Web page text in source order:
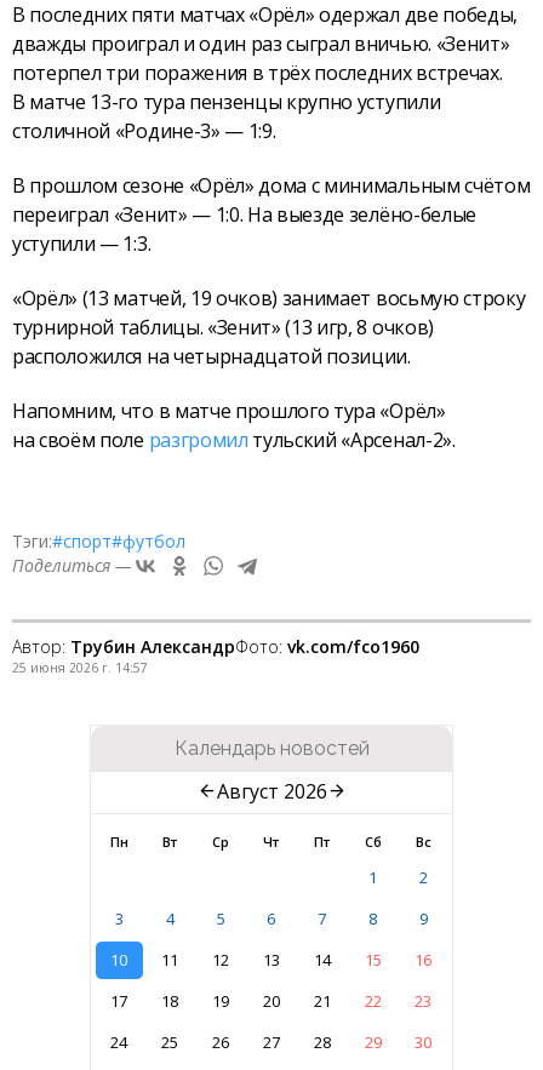
В последних пяти матчах «Орёл» одержал две победы,
дважды проиграл и один раз сыграл вничью. «Зенит»
потерпел три поражения в трёх последних встречах.
В матче 13-го тура пензенцы крупно уступили
столичной «Родине-3» — 1:9.
В прошлом сезоне «Орёл» дома с минимальным счётом
переиграл «Зенит» — 1:0. На выезде зелёно-белые
уступили — 1:3.
«Орёл» (13 матчей, 19 очков) занимает восьмую строку
турнирной таблицы. «Зенит» (13 игр, 8 очков)
расположился на четырнадцатой позиции.
Напомним, что в матче прошлого тура «Орёл»
на своём поле разгромил тульский «Арсенал-2».
Тэги:#спорт#футбол
Поделиться —
Автор: Трубин АлександрФото: vk.com/fco1960
25 июня 2026 г. 14:57
Календарь новостей
Август 2026
Пн Вт Ср Чт Пт Сб Вс
1
2
3
4 5 6 7 8
9
10
11 12 13 14 15
16
17
18 19 20 21 22
23
24
25 26 27 28 29
30